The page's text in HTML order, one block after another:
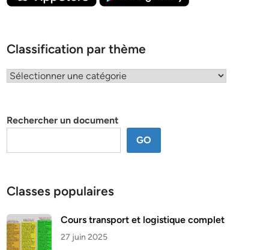
Classification par thème
Classification
Rechercher un document
GO
Classes populaires
Cours transport et logistique complet
27 juin 2025